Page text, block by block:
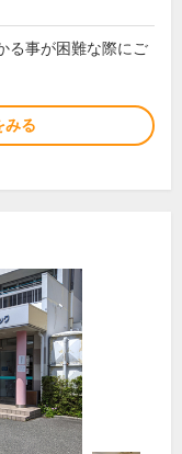
る事が困難な際にご
みる